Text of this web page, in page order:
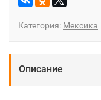
Категория: Мексика
Описание